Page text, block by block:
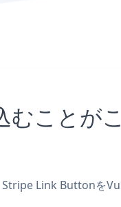
ことが
Link Buttonを